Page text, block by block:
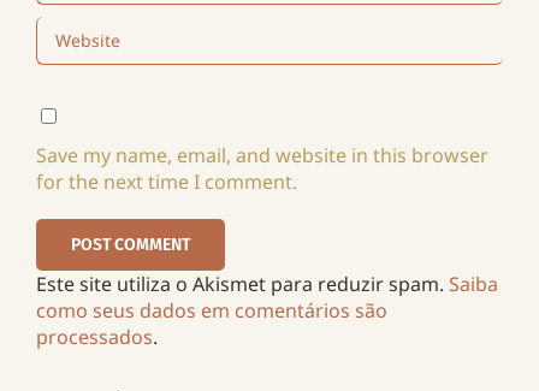
Save my name, email, and website in this browser
for the next time I comment.
Este site utiliza o Akismet para reduzir spam. Saiba
como seus dados em comentários são
processados.